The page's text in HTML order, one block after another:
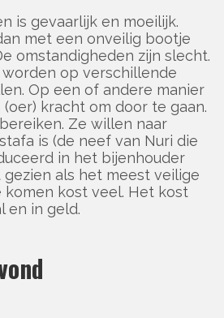
is gevaarlijk en moeilijk.
met een onveilig bootje
omstandigheden zijn slecht.
op verschillende
Op een of andere manier
kracht om door te gaan.
Ze willen naar
is (de neef van Nuri die
in het bijenhouder
als het meest veilige
komen kost veel. Het kost
en in geld.